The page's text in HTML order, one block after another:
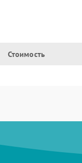
Стоимость